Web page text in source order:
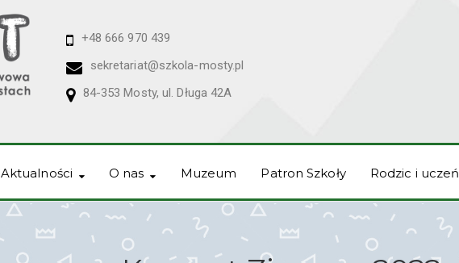
+48 666 970 439
sekretariat@szkola-mosty.pl
84-353 Mosty, ul. Długa 42A
Aktualności O nas Muzeum Patron Szkoły Rodzic i uczeń